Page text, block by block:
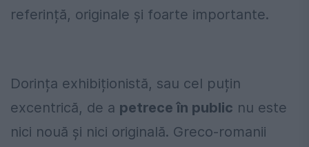
referință, originale și foarte importante.
Dorința exhibiționistă, sau cel puțin
excentrică, de a petrece în public nu este
nici nouă și nici originală. Greco-romanii